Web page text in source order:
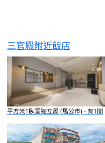
三官殿附近飯店
平方米1臥室獨立屋 (馬公市) - 有1間
私人浴室